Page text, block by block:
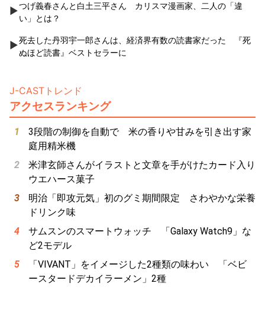
つげ義春さんと白土三平さん カリスマ漫画家、二人の「違
い」とは？
死去した丹羽宇一郎さんは、経済界有数の読書家だった 『死
ぬほど読書』ベストセラーに
J-CASTトレンド
アクセスランキング
3段階の制御を自動で 米の香りや甘みを引き出す家
庭用精米機
米津玄師さんがイラストと文章を手がけたカード入り
ウエハース菓子
明治「即攻元気」初のグミ期間限定 さわやかな栄養
ドリンク味
サムスンのスマートウォッチ 「Galaxy Watch9」な
ど2モデル
「VIVANT」をイメージした2種類の味わい 「ベビ
ースタードデカイラーメン」2種